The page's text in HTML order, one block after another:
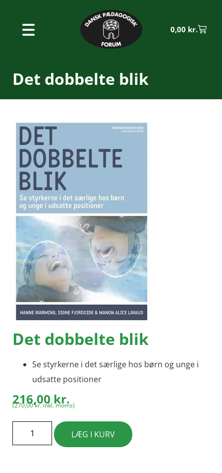
0,00 kr.
Det dobbelte blik
Det dobbelte blik
Se styrkerne i det særlige hos børn og unge i
udsatte positioner
216,00kr.
(270,00kr.inkl. moms)
LÆG I KURV